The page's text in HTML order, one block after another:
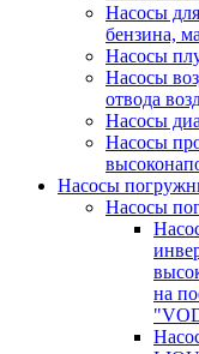
Насосы
бензина,
Насосы
Насосы
отвода
Насосы
Насосы
Насосы
Насосы
на